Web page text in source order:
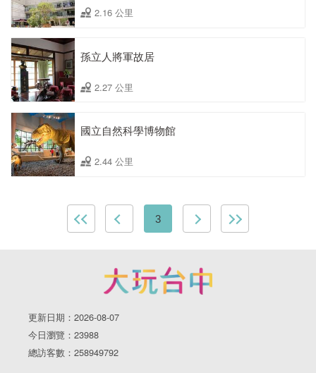
2.16 公里
孫立人將軍故居
2.27 公里
國立自然科學博物館
2.44 公里
3
更新日期：2026-08-07
今日瀏覽：23988
總訪客數：258949792